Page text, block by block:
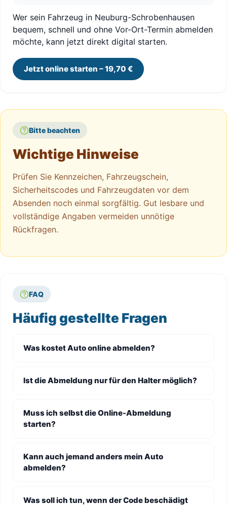
Wer sein Fahrzeug in Neuburg-Schrobenhausen
bequem, schnell und ohne Vor-Ort-Termin abmelden
möchte, kann jetzt direkt digital starten.
Jetzt online starten – 19,70 €
Bitte beachten
Wichtige Hinweise
Prüfen Sie Kennzeichen, Fahrzeugschein,
Sicherheitscodes und Fahrzeugdaten vor dem
Absenden noch einmal sorgfältig. Gut lesbare und
vollständige Angaben vermeiden unnötige
Rückfragen.
FAQ
Häufig gestellte Fragen
Was kostet Auto online abmelden?
Ist die Abmeldung nur für den Halter möglich?
Muss ich selbst die Online-Abmeldung
starten?
Kann auch jemand anders mein Auto
abmelden?
Was soll ich tun, wenn der Code beschädigt